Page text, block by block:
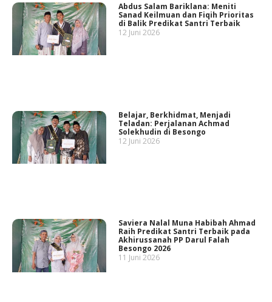
Abdus Salam Bariklana: Meniti
Sanad Keilmuan dan Fiqih Prioritas
di Balik Predikat Santri Terbaik
12 Juni 2026
Belajar, Berkhidmat, Menjadi
Teladan: Perjalanan Achmad
Solekhudin di Besongo
12 Juni 2026
Saviera Nalal Muna Habibah Ahmad
Raih Predikat Santri Terbaik pada
Akhirussanah PP Darul Falah
Besongo 2026
11 Juni 2026